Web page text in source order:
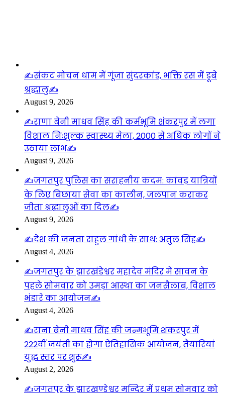
✍️संकट मोचन धाम में गूंजा सुंदरकांड, भक्ति रस में डूबे
श्रद्धालु✍️
August 9, 2026
✍️राणा बेनी माधव सिंह की कर्मभूमि शंकरपुर में लगा
विशाल निःशुल्क स्वास्थ्य मेला, 2000 से अधिक लोगों ने
उठाया लाभ✍️
August 9, 2026
✍️जगतपुर पुलिस का सराहनीय कदम: कांवड़ यात्रियों
के लिए बिछाया सेवा का कालीन, जलपान कराकर
जीता श्रद्धालुओं का दिल✍️
August 9, 2026
✍️देश की जनता राहुल गांधी के साथ: अतुल सिंह✍️
August 4, 2026
✍️जगतपुर के झारखंडेश्वर महादेव मंदिर में सावन के
पहले सोमवार को उमड़ा आस्था का जनसैलाब, विशाल
भंडारे का आयोजन✍️
August 4, 2026
✍️राना बेनी माधव सिंह की जन्मभूमि शंकरपुर में
222वीं जयंती का होगा ऐतिहासिक आयोजन, तैयारियां
युद्ध स्तर पर शुरू✍️
August 2, 2026
✍️जगतपुर के झारखण्डेश्वर मन्दिर में प्रथम सोमवार को